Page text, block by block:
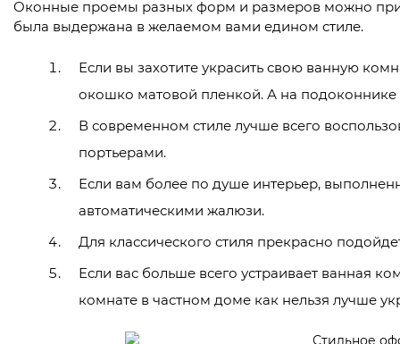
Оконные проемы разных форм и размеров можно при
была выдержана в желаемом вами едином стиле.
Если вы захотите украсить свою ванную
окошко матовой пленкой. А на
В современном стиле лучше всего
портьерами.
Если вам более по душе интерьер,
автоматическими жалюзи.
Для классического стиля прекрасно
Если вас больше всего устраивает ванная
комнате в частном доме как нельзя лучше